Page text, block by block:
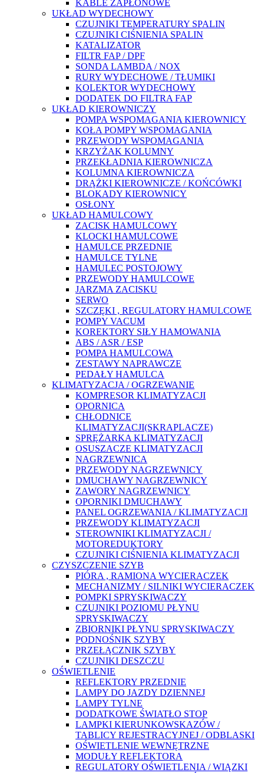
KABLE ZAPŁONOWE
UKŁAD WYDECHOWY
CZUJNIKI TEMPERATURY SPALIN
CZUJNIKI CIŚNIENIA SPALIN
KATALIZATOR
FILTR FAP / DPF
SONDA LAMBDA / NOX
RURY WYDECHOWE / TŁUMIKI
KOLEKTOR WYDECHOWY
DODATEK DO FILTRA FAP
UKŁAD KIEROWNICZY
POMPA WSPOMAGANIA KIEROWNICY
KOŁA POMPY WSPOMAGANIA
PRZEWODY WSPOMAGANIA
KRZYŻAK KOLUMNY
PRZEKŁADNIA KIEROWNICZA
KOLUMNA KIEROWNICZA
DRĄŻKI KIEROWNICZE / KOŃCÓWKI
BLOKADY KIEROWNICY
OSŁONY
UKŁAD HAMULCOWY
ZACISK HAMULCOWY
KLOCKI HAMULCOWE
HAMULCE PRZEDNIE
HAMULCE TYLNE
HAMULEC POSTOJOWY
PRZEWODY HAMULCOWE
JARZMA ZACISKU
SERWO
SZCZĘKI , REGULATORY HAMULCOWE
POMPY VACUM
KOREKTORY SIŁY HAMOWANIA
ABS / ASR / ESP
POMPA HAMULCOWA
ZESTAWY NAPRAWCZE
PEDAŁY HAMULCA
KLIMATYZACJA / OGRZEWANIE
KOMPRESOR KLIMATYZACJI
OPORNICA
CHŁODNICE
KLIMATYZACJI(SKRAPLACZE)
SPRĘŻARKA KLIMATYZACJI
OSUSZACZE KLIMATYZACJI
NAGRZEWNICA
PRZEWODY NAGRZEWNICY
DMUCHAWY NAGRZEWNICY
ZAWORY NAGRZEWNICY
OPORNIKI DMUCHAWY
PANEL OGRZEWANIA / KLIMATYZACJI
PRZEWODY KLIMATYZACJI
STEROWNIKI KLIMATYZACJI /
MOTOREDUKTORY
CZUJNIKI CIŚNIENIA KLIMATYZACJI
CZYSZCZENIE SZYB
PIÓRA , RAMIONA WYCIERACZEK
MECHANIZMY / SILNIKI WYCIERACZEK
POMPKI SPRYSKIWACZY
CZUJNIKI POZIOMU PŁYNU
SPRYSKIWACZY
ZBIORNIKI PŁYNU SPRYSKIWACZY
PODNOŚNIK SZYBY
PRZEŁĄCZNIK SZYBY
CZUJNIKI DESZCZU
OŚWIETLENIE
REFLEKTORY PRZEDNIE
LAMPY DO JAZDY DZIENNEJ
LAMPY TYLNE
DODATKOWE ŚWIATŁO STOP
LAMPKI KIERUNKOWSKAZÓW /
TABLICY REJESTRACYJNEJ / ODBLASKI
OŚWIETLENIE WEWNĘTRZNE
MODUŁY REFLEKTORA
REGULATORY OŚWIETLENIA / WIĄZKI